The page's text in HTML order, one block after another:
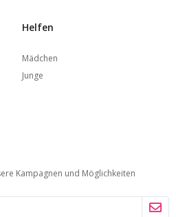
Helfen
Mädchen
Junge
Kampagnen und Möglichkeiten